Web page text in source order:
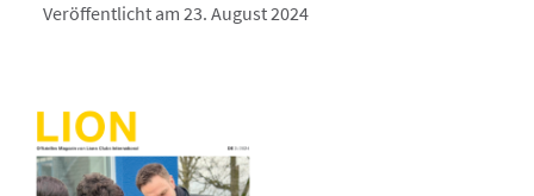
Veröffentlicht am 23. August 2024